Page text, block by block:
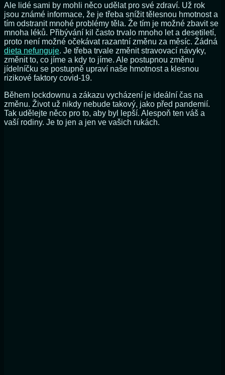
Ale lidé sami by mohli něco udělat pro své zdraví. Už rok
jsou známé informace, že je třeba snížit tělesnou hmotnost a
tím odstranit mnohé problémy těla. Že tím je možné zbavit se
mnoha léků. Přibývání kil často trvalo mnoho let a desetiletí,
proto není možné očekávat razantní změnu za měsíc. Žádná
dieta nefunguje. Je třeba trvale změnit stravovací návyky,
změnit to, co jíme a kdy to jíme. Ale postupnou změnu
jídelníčku se postupně upraví naše hmotnost a klesnou
rizikové faktory covid-19.
Během lockdownu a zákazu vycházení je ideální čas na
změnu. Život už nikdy nebude takový, jako před pandemií.
Tak udělejte něco pro to, aby byl lepší. Alespoň ten váš a
vaší rodiny. Je to jen a jen ve vašich rukách.